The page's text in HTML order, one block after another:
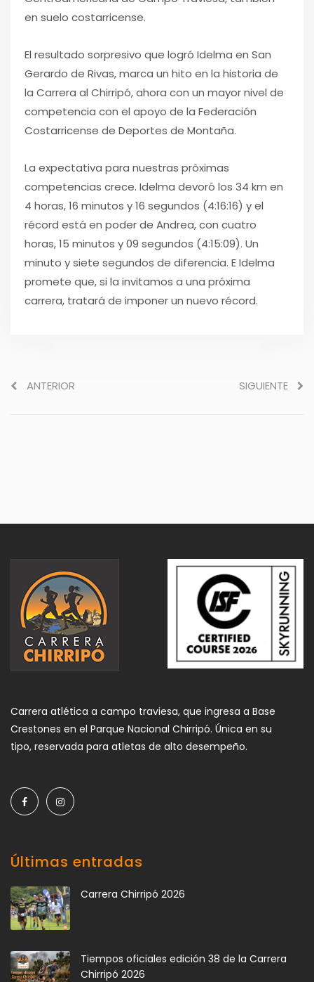
en suelo costarricense.
El resultado sorpresivo que logró Idelma en San
Gerardo de Rivas, marca un hito en la historia de
la Carrera al Chirripó, ahora con un mayor nivel de
competencia con el apoyo de la Federación
Costarricense de Deportes de Montaña.
La expectativa para nuestras próximas
competencias crece. Idelma devoró los 34 km en
4 horas, 16 minutos y 16 segundos (4:16:16) y el
récord está en poder de Andrea, con cuatro
horas, 15 minutos y 09 segundos (4:15:09). Un
minuto y siete segundos de diferencia. E Idelma
promete que, si la invitamos a una próxima
carrera, tratará de imponer un nuevo récord.
ANTERIOR SIGUIENTE
Carrera atlética a campo traviesa, que ingresa a Base
Crestones en el Parque Nacional Chirripó. Única en su
tipo, reservada para atletas de alto desempeño.
Últimas entradas
Carrera Chirripó 2026
Tiempos oficiales edición 38 de la Carrera
Chirripó 2026